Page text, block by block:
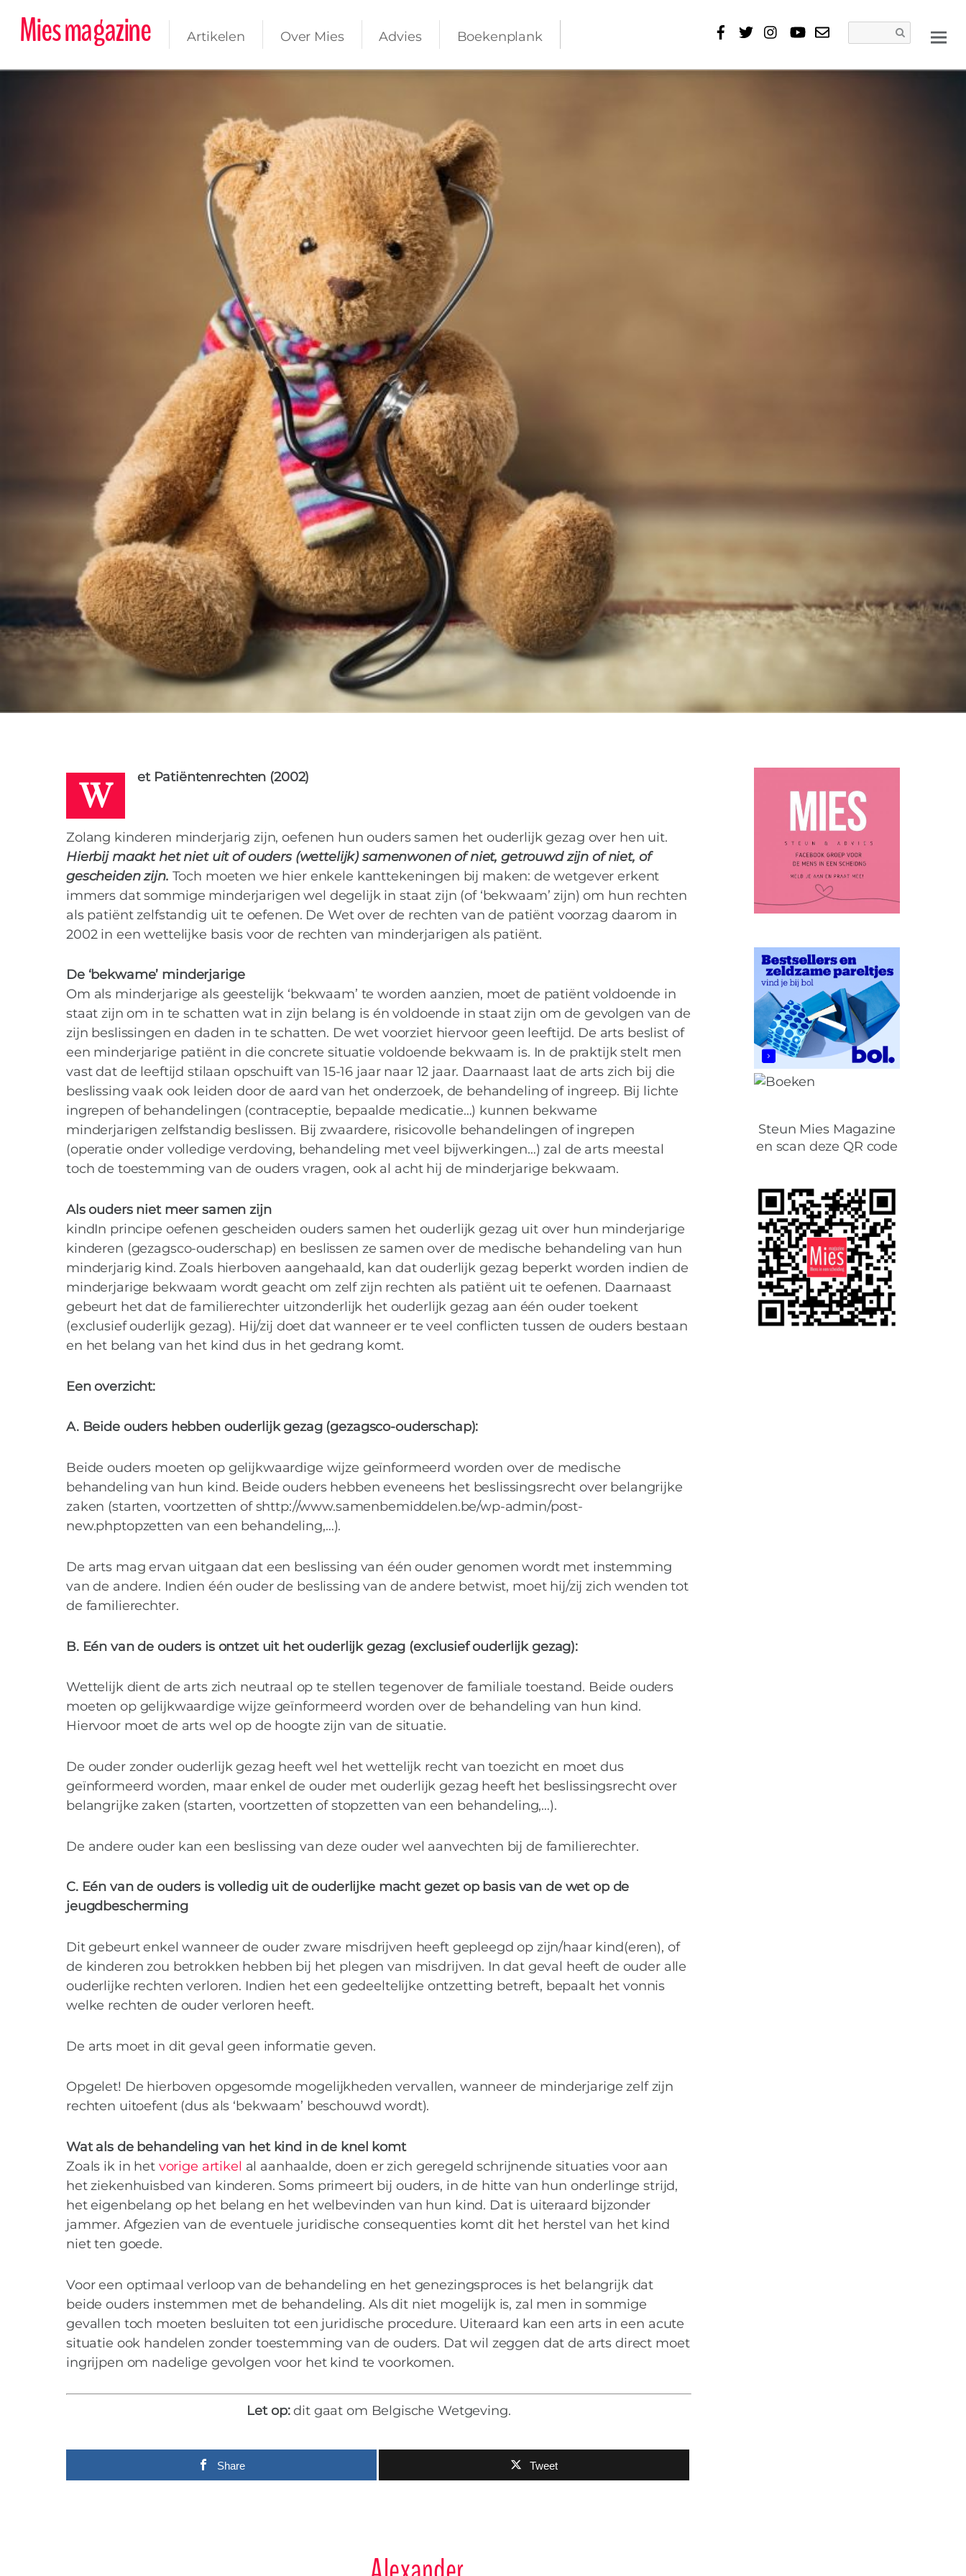
Mies magazine Artikelen Over Mies Advies Boekenplank
Bekvechten… boven een ziekenhuisbed: rechtspositie
van de minderjarige patiënt en zijn ouders
W et Patiëntenrechten (2002)
Zolang kinderen minderjarig zijn, oefenen hun ouders samen het ouderlijk gezag over hen uit.
Hierbij maakt het niet uit of ouders (wettelijk) samenwonen of niet, getrouwd zijn of niet, of
gescheiden zijn. Toch moeten we hier enkele kanttekeningen bij maken: de wetgever erkent
immers dat sommige minderjarigen wel degelijk in staat zijn (of ‘bekwaam’ zijn) om hun rechten
als patiënt zelfstandig uit te oefenen. De Wet over de rechten van de patiënt voorzag daarom in
2002 in een wettelijke basis voor de rechten van minderjarigen als patiënt.
De ‘bekwame’ minderjarige
Om als minderjarige als geestelijk ‘bekwaam’ te worden aanzien, moet de patiënt voldoende in
staat zijn om in te schatten wat in zijn belang is én voldoende in staat zijn om de gevolgen van de
zijn beslissingen en daden in te schatten. De wet voorziet hiervoor geen leeftijd. De arts beslist of
een minderjarige patiënt in die concrete situatie voldoende bekwaam is. In de praktijk stelt men
vast dat de leeftijd stilaan opschuift van 15-16 jaar naar 12 jaar. Daarnaast laat de arts zich bij die
beslissing vaak ook leiden door de aard van het onderzoek, de behandeling of ingreep. Bij lichte
ingrepen of behandelingen (contraceptie, bepaalde medicatie…) kunnen bekwame
minderjarigen zelfstandig beslissen. Bij zwaardere, risicovolle behandelingen of ingrepen
(operatie onder volledige verdoving, behandeling met veel bijwerkingen…) zal de arts meestal
toch de toestemming van de ouders vragen, ook al acht hij de minderjarige bekwaam.
Als ouders niet meer samen zijn
kindIn principe oefenen gescheiden ouders samen het ouderlijk gezag uit over hun minderjarige
kinderen (gezagsco-ouderschap) en beslissen ze samen over de medische behandeling van hun
minderjarig kind. Zoals hierboven aangehaald, kan dat ouderlijk gezag beperkt worden indien de
minderjarige bekwaam wordt geacht om zelf zijn rechten als patiënt uit te oefenen. Daarnaast
gebeurt het dat de familierechter uitzonderlijk het ouderlijk gezag aan één ouder toekent
(exclusief ouderlijk gezag). Hij/zij doet dat wanneer er te veel conflicten tussen de ouders bestaan
en het belang van het kind dus in het gedrang komt.
Een overzicht:
A. Beide ouders hebben ouderlijk gezag (gezagsco-ouderschap):
Beide ouders moeten op gelijkwaardige wijze geïnformeerd worden over de medische
behandeling van hun kind. Beide ouders hebben eveneens het beslissingsrecht over belangrijke
zaken (starten, voortzetten of shttp://www.samenbemiddelen.be/wp-admin/post-
new.phptopzetten van een behandeling,…).
De arts mag ervan uitgaan dat een beslissing van één ouder genomen wordt met instemming
van de andere. Indien één ouder de beslissing van de andere betwist, moet hij/zij zich wenden tot
de familierechter.
B. Eén van de ouders is ontzet uit het ouderlijk gezag (exclusief ouderlijk gezag):
Wettelijk dient de arts zich neutraal op te stellen tegenover de familiale toestand. Beide ouders
moeten op gelijkwaardige wijze geïnformeerd worden over de behandeling van hun kind.
Hiervoor moet de arts wel op de hoogte zijn van de situatie.
De ouder zonder ouderlijk gezag heeft wel het wettelijk recht van toezicht en moet dus
geïnformeerd worden, maar enkel de ouder met ouderlijk gezag heeft het beslissingsrecht over
belangrijke zaken (starten, voortzetten of stopzetten van een behandeling,…).
De andere ouder kan een beslissing van deze ouder wel aanvechten bij de familierechter.
C. Eén van de ouders is volledig uit de ouderlijke macht gezet op basis van de wet op de
jeugdbescherming
Dit gebeurt enkel wanneer de ouder zware misdrijven heeft gepleegd op zijn/haar kind(eren), of
de kinderen zou betrokken hebben bij het plegen van misdrijven. In dat geval heeft de ouder alle
ouderlijke rechten verloren. Indien het een gedeeltelijke ontzetting betreft, bepaalt het vonnis
welke rechten de ouder verloren heeft.
De arts moet in dit geval geen informatie geven.
Opgelet! De hierboven opgesomde mogelijkheden vervallen, wanneer de minderjarige zelf zijn
rechten uitoefent (dus als ‘bekwaam’ beschouwd wordt).
Wat als de behandeling van het kind in de knel komt
Zoals ik in het vorige artikel al aanhaalde, doen er zich geregeld schrijnende situaties voor aan
het ziekenhuisbed van kinderen. Soms primeert bij ouders, in de hitte van hun onderlinge strijd,
het eigenbelang op het belang en het welbevinden van hun kind. Dat is uiteraard bijzonder
jammer. Afgezien van de eventuele juridische consequenties komt dit het herstel van het kind
niet ten goede.
Voor een optimaal verloop van de behandeling en het genezingsproces is het belangrijk dat
beide ouders instemmen met de behandeling. Als dit niet mogelijk is, zal men in sommige
gevallen toch moeten besluiten tot een juridische procedure. Uiteraard kan een arts in een acute
situatie ook handelen zonder toestemming van de ouders. Dat wil zeggen dat de arts direct moet
ingrijpen om nadelige gevolgen voor het kind te voorkomen.
Let op:dit gaat om Belgische Wetgeving.
Share Tweet
Steun Mies Magazine
en scan deze QR code